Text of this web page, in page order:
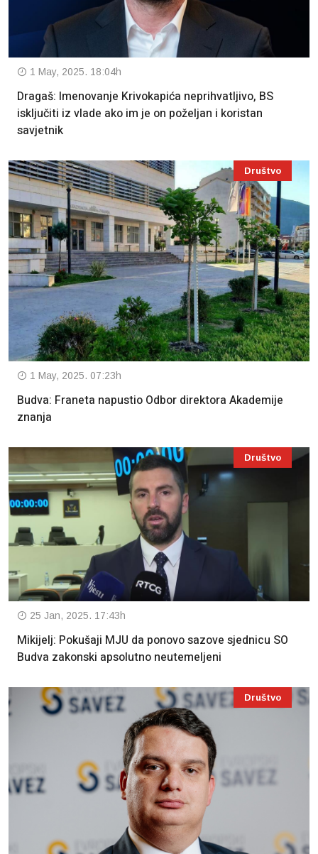
1 May, 2025. 18:04h
Dragaš: Imenovanje Krivokapića neprihvatljivo, BS
isključiti iz vlade ako im je on poželjan i koristan
savjetnik
Društvo
1 May, 2025. 07:23h
Budva: Franeta napustio Odbor direktora Akademije
znanja
Društvo
25 Jan, 2025. 17:43h
Mikijelj: Pokušaji MJU da ponovo sazove sjednicu SO
Budva zakonski apsolutno neutemeljeni
Društvo